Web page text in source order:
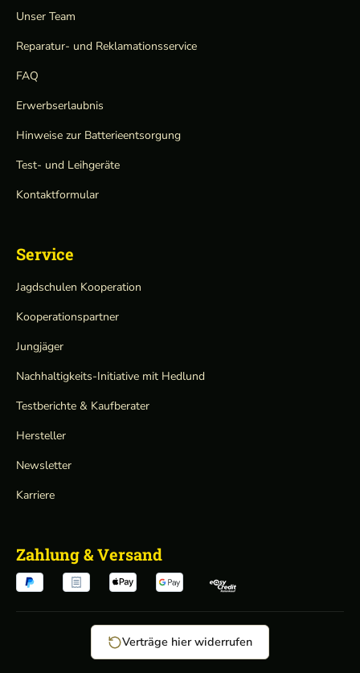
Unser Team
Reparatur- und Reklamationsservice
FAQ
Erwerbserlaubnis
Hinweise zur Batterieentsorgung
Test- und Leihgeräte
Kontaktformular
Service
Jagdschulen Kooperation
Kooperationspartner
Jungjäger
Nachhaltigkeits-Initiative mit Hedlund
Testberichte & Kaufberater
Hersteller
Newsletter
Karriere
Zahlung & Versand
Verträge hier widerrufen